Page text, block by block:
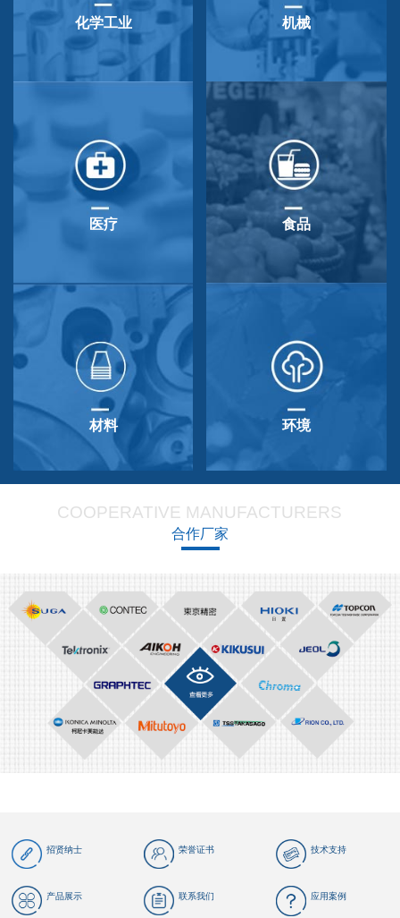
化学工业 机械
医疗 食品
材料 环境
COOPERATIVE MANUFACTURERS
合作厂家
招贤纳士 荣誉证书 技术支持
产品展示 联系我们 应用案例